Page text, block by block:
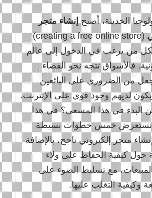
الحديثة، أصبحإنشاء متجر
(creating a free online store)
من يرغب في الدخول إلى عالم
فالأسواق تتجه نحو الفضاء
من الضروري على البائعين
يكون لديهم وجود قوي على الإنترنت.
البدء في هذا المسعى؟ في هذا
نستعرض خمس خطوات بسيطة
متجر إلكتروني ناجح، بالإضافة
حول كيفية الحفاظ على ولاء
المبيعات، مع تسليط الضوء على
وكيفية التغلب عليها.